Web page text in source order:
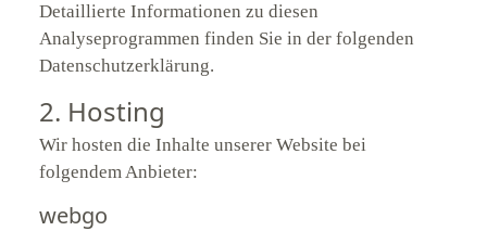
Detaillierte Informationen zu diesen
Analyseprogrammen finden Sie in der folgenden
Datenschutzerklärung.
2. Hosting
Wir hosten die Inhalte unserer Website bei
folgendem Anbieter:
webgo